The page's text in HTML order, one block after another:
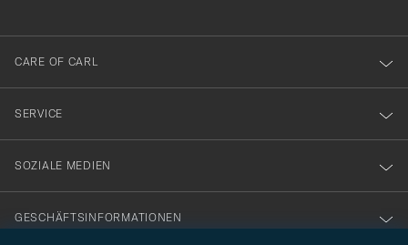
dig
till
vårt
nyhetsbrev!
CARE OF CARL
SERVICE
SOZIALE MEDIEN
GESCHÄFTSINFORMATIONEN